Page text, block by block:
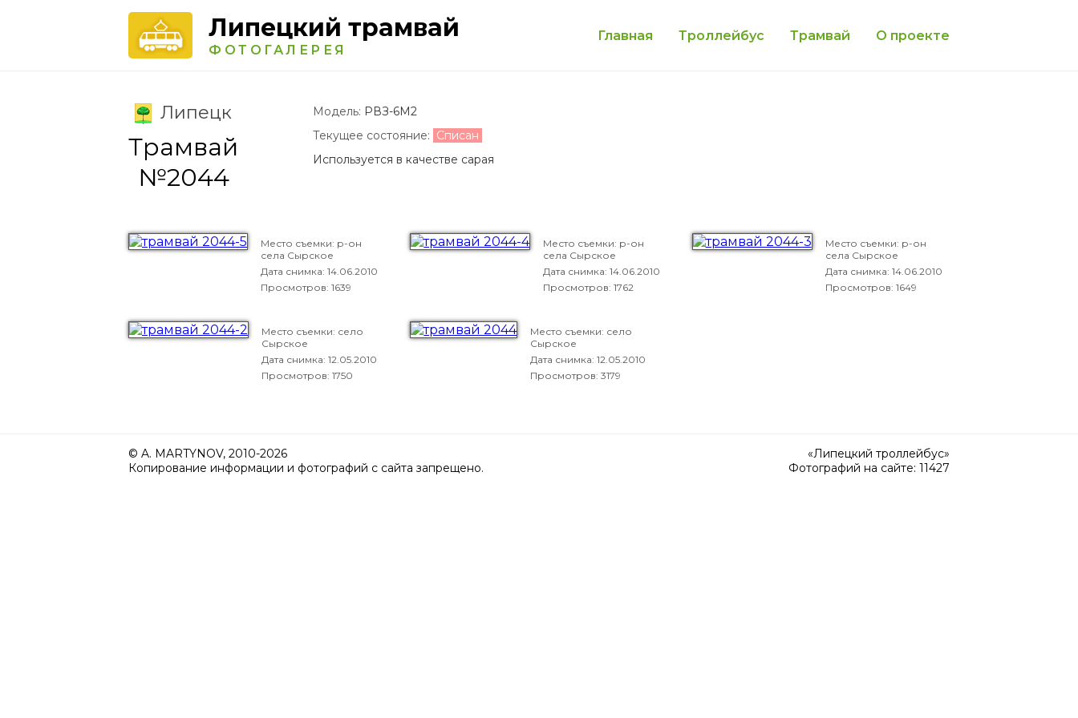
Липецкий трамвай
ФОТОГАЛЕРЕЯ
Главная Троллейбус Трамвай О проекте
Липецк
Трамвай
№2044
Модель: РВЗ-6М2
Текущее состояние: Списан
Используется в качестве сарая
Место съемки: р-он
села Сырское
Дата снимка: 14.06.2010
Просмотров: 1639
Место съемки: р-он
села Сырское
Дата снимка:14.06.2010
Просмотров: 1762
Место съемки: р-он
села Сырское
Дата снимка: 14.06.2010
Просмотров: 1649
Место съемки: село
Сырское
Дата снимка: 12.05.2010
Просмотров: 1750
Место съемки: село
Сырское
Дата снимка:12.05.2010
Просмотров: 3179
© A. MARTYNOV, 2010-2026
Копирование информации и фотографий с сайта запрещено.
«Липецкий троллейбус»
Фотографий на сайте: 11427